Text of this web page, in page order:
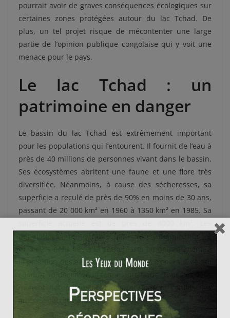
pourrait avoir de graves conséquences écologiques sur
certaines zones protégées autour du lac Tchad. De
plus, un tel projet risque de mécontenter une large
partie de l’opinion publique congolaise qui y voit une
menace pour le pays.
Le lac Tchad : un
patrimoine en danger
Le bassin du lac Tchad est extrêmement important
pour les populations qui l’entourent. Il fournit de l’eau à
près de 40 millions de personnes vivant dans le bassin.
Ses écosystèmes abritent une faune et une flore très
diversifiée. Néanmoins, à cause des sécheresses, sa
superficie a reculé de près de 90% en moins de 30 ans,
passant de 20 000 km² en 1960 à 1350 km² en 1985. Sa
populations l’entourant font face aujourd’hui à
plusieurs défis liés à la sécheresse, au déboisement, à
la pollution des eaux due à l’utilisation d’engrais, ce qui
conduit au déclin de la faune aquatique. Tous ces défis
mènent naturellement à des tensions et conflits liés
aux ressources naturelles.